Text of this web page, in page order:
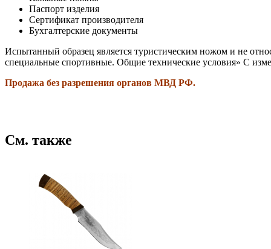
Паспорт изделия
Сертификат производителя
Бухгалтерские документы
Испытанный образец является туристическим ножом и не
специальные спортивные. Общие технические условия» С
Продажа без разрешения органов МВД РФ.
См. также